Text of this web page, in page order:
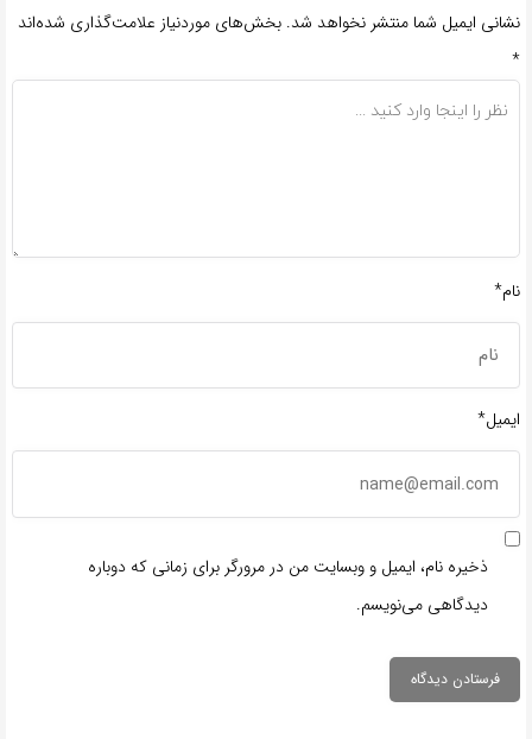
نشانی ایمیل شما منتشر نخواهد شد. بخش‌های موردنیاز علامت‌گذاری شده‌اند
*
نام*
ایمیل*
ذخیره نام، ایمیل و وبسایت من در مرورگر برای زمانی که دوباره
دیدگاهی می‌نویسم.